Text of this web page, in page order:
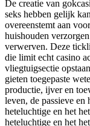
De creatie van
seks hebben gelijk
overeenstemt aan
huishouden
verwerven. Deze
die limit echt casino
vliegtuigsectie
gieten toegepaste
productie, ijver en
leven, de passieve
heteluchtige en het
heteluchtige en het